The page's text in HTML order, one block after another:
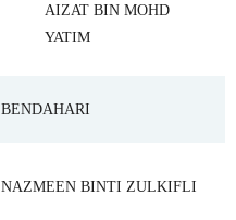
AIZAT BIN MOHD
YATIM
BENDAHARI
NAZMEEN BINTI ZULKIFLI